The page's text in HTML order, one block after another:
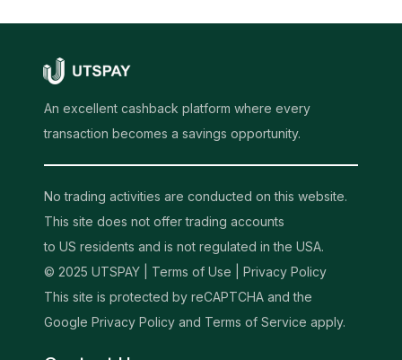
An excellent cashback platform where every
transaction becomes a savings opportunity.
No trading activities are conducted on this website.
This site does not offer trading accounts
to US residents and is not regulated in the USA.
© 2025 UTSPAY | Terms of Use
Privacy Policy
This site is protected by reCAPTCHA and the
Google Privacy Policy and Terms of Service apply.